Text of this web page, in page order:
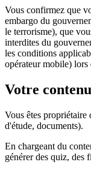
Vous confirmez que
embargo du
le terrorisme), que
interdites du
les conditions
opérateur mobile)
Votre contenu
Vous êtes propriétaire
d'étude, documents).
En chargeant du
générer des quiz, des